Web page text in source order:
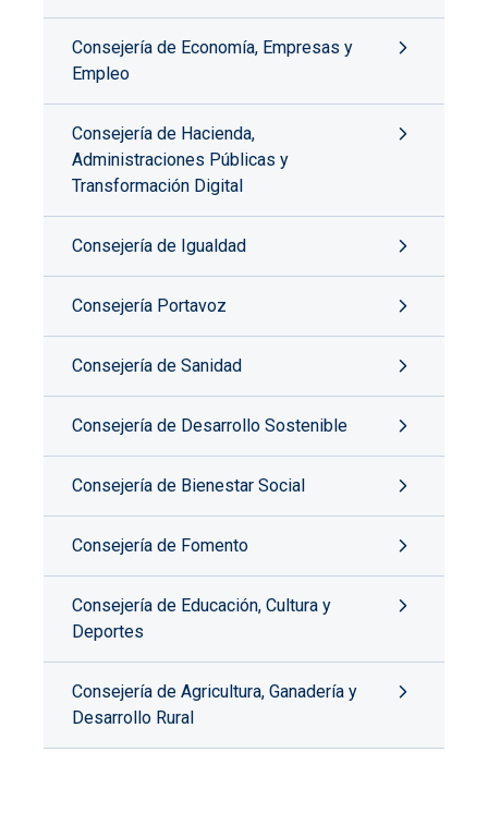
Consejería de Economía, Empresas y
Empleo
Consejería de Hacienda,
Administraciones Públicas y
Transformación Digital
Consejería de Igualdad
Consejería Portavoz
Consejería de Sanidad
Consejería de Desarrollo Sostenible
Consejería de Bienestar Social
Consejería de Fomento
Consejería de Educación, Cultura y
Deportes
Consejería de Agricultura, Ganadería y
Desarrollo Rural